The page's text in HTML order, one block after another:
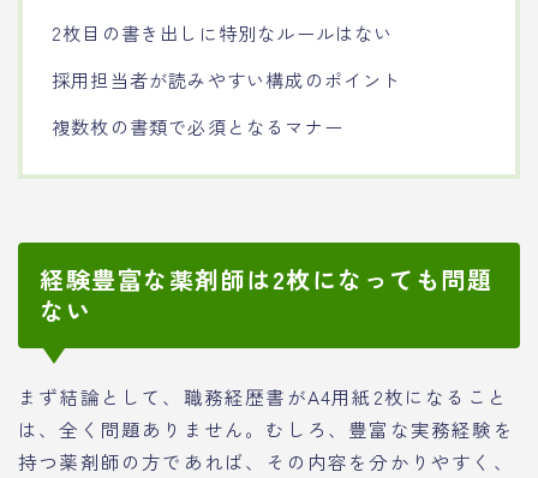
2枚目の書き出しに特別なルールはない
採用担当者が読みやすい構成のポイント
複数枚の書類で必須となるマナー
経験豊富な薬剤師は2枚になっても問題
ない
まず結論として、職務経歴書がA4用紙2枚になること
は、全く問題ありません。むしろ、豊富な実務経験を
持つ薬剤師の方であれば、その内容を分かりやすく、